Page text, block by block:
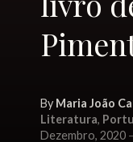
By Maria João
Literatura,
Dezembro, 2020